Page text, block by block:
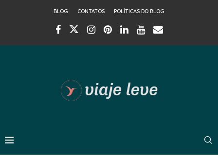
BLOG CONTATOS POLÍTICAS DO BLOG